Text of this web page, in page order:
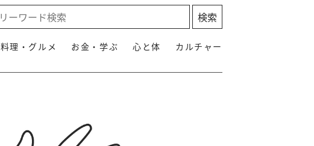
料理・グルメ お金・学ぶ 心と体 カルチャー